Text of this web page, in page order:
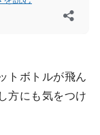
トボトルが飛ん
方にも気をつけ